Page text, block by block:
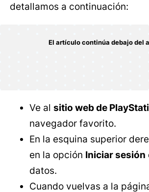
detallamos a continuación:
Ve al sitio web de
navegador favorito.
En la esquina superior
en la opción Iniciar sesión
datos.
Cuando vuelvas a la